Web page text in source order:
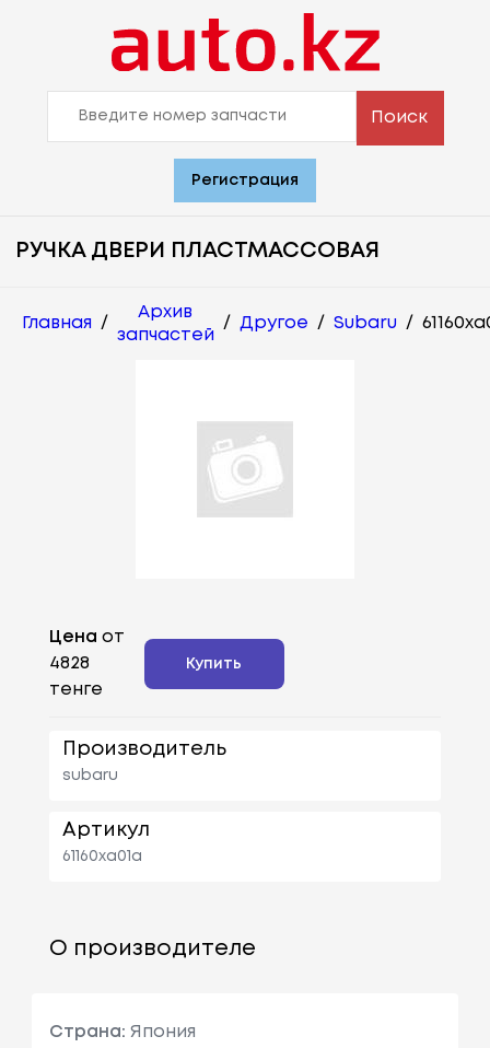
Поиск
Регистрация
РУЧКА ДВЕРИ ПЛАСТМАССОВАЯ
Главная /
Архив
запчастей
/ Другое / Subaru /
Цена от
4828
тенге
Купить
Производитель
subaru
Артикул
61160xa01a
О производителе
Страна: Япония